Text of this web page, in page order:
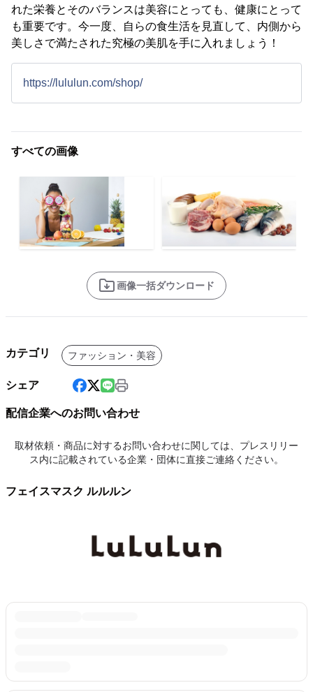
れた栄養とそのバランスは美容にとっても、健康にとって
も重要です。今一度、自らの食生活を見直して、内側から
美しさで満たされた究極の美肌を手に入れましょう！
https://lululun.com/shop/
すべての画像
画像一括ダウンロード
カテゴリ ファッション・美容
シェア
配信企業へのお問い合わせ
取材依頼・商品に対するお問い合わせに関しては、プレスリリー
ス内に記載されている企業・団体に直接ご連絡ください。
フェイスマスク ルルルン